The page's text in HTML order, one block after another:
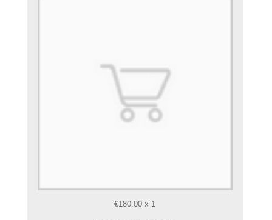
€180.00 x 1